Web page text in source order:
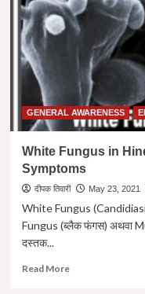
:
अब
खुद
सकते
कोरोना
टेस्टिंग।
GENERAL AWARENESS
White Fungus in
Symptoms
दीपक तिवारी May 23, 2021
White Fungus (Candidiasis)
Fungus (ब्लैक फंगस) अथवा
दस्तक...
Read MoreRead